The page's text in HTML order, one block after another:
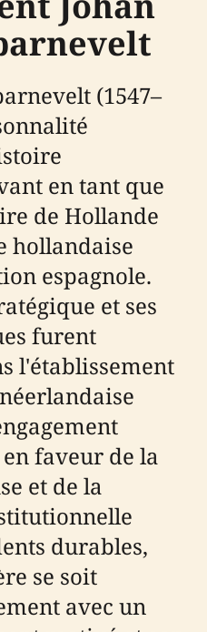
(1547–
en tant que
de Hollande
hollandaise
espagnole.
et ses
furent
l'établissement
faveur de la
et de la
durables,
se soit
avec un